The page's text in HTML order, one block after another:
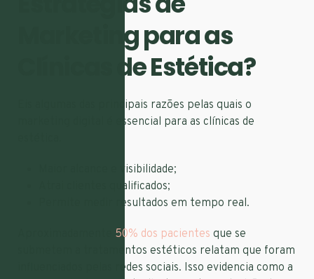
Marketing para as
Clínicas de Estética?
Eis algumas das principais razões pelas quais o
marketing digital é essencial para as clínicas de
Maior alcance e visibilidade;
Atrai clientes qualificados;
Permite medir resultados em tempo real.
50% dos pacientes que se
submetem a tratamentos estéticos relatam que foram
influenciados pelas redes sociais. Isso evidencia como a